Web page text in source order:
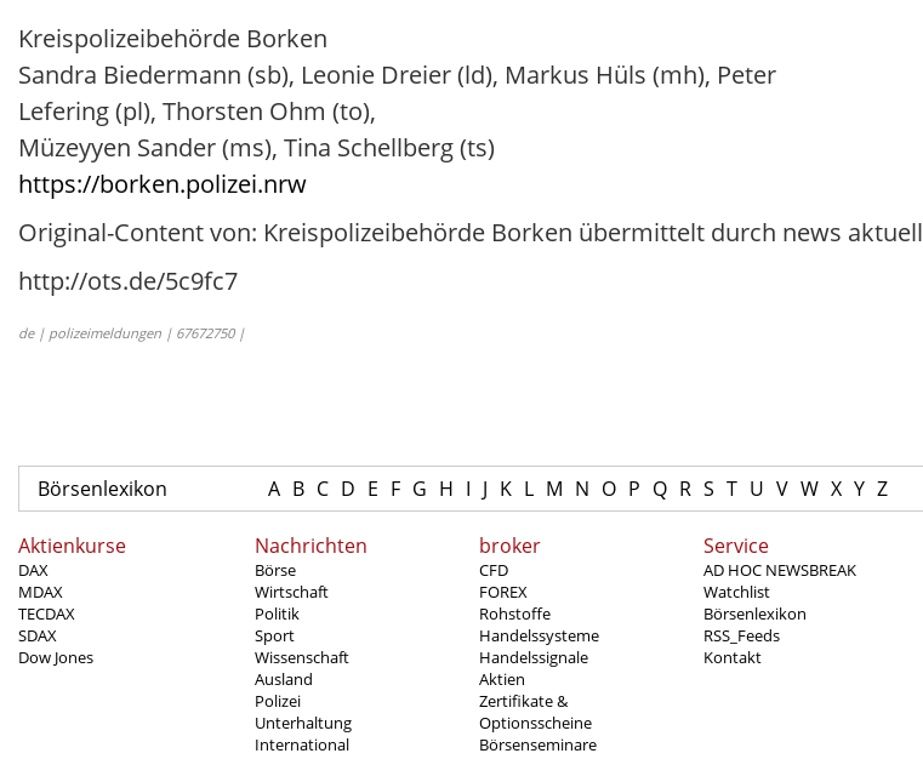
Kreispolizeibehörde Borken
Sandra Biedermann (sb), Leonie Dreier (ld), Markus Hüls (mh), Peter
Lefering (pl), Thorsten Ohm (to),
Müzeyyen Sander (ms), Tina Schellberg (ts)
https://borken.polizei.nrw
Original-Content von: Kreispolizeibehörde Borken übermittelt durch news aktuell
http://ots.de/5c9fc7
de | polizeimeldungen | 67672750 |
Börsenlexikon A B C D E F G H I J K L M N O P Q R S T U V W X Y Z
Aktienkurse
DAX
MDAX
TECDAX
SDAX
Dow Jones
Nachrichten
Börse
Wirtschaft
Politik
Sport
Wissenschaft
Ausland
Polizei
Unterhaltung
International
broker
CFD
FOREX
Rohstoffe
Handelssysteme
Handelssignale
Aktien
Zertifikate &
Optionsscheine
Börsenseminare
Service
AD HOC NEWSBREAK
Watchlist
Börsenlexikon
RSS_Feeds
Kontakt